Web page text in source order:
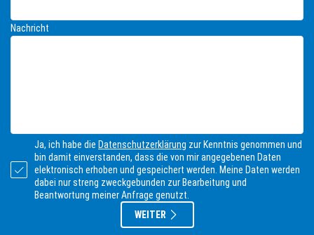
Nachricht
Ja, ich habe die Datenschutzerklärung zur Kenntnis genommen und
bin damit einverstanden, dass die von mir angegebenen Daten
elektronisch erhoben und gespeichert werden. Meine Daten werden
dabei nur streng zweckgebunden zur Bearbeitung und
Beantwortung meiner Anfrage genutzt.
WEITER
v
e